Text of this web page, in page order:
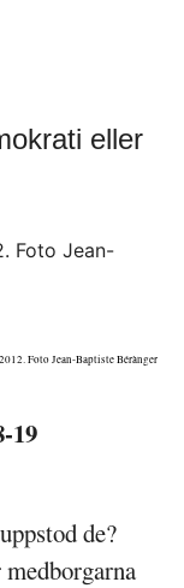
eller
Foto Jean-Baptiste Bérànger
19
de?